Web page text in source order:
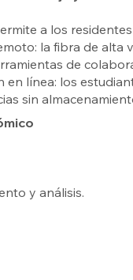
y análisis.
a los
la fibra de alta
de
en línea: los
sin